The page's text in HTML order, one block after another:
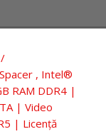
/
, Intel®
RAM DDR4 |
| Video
| Licență